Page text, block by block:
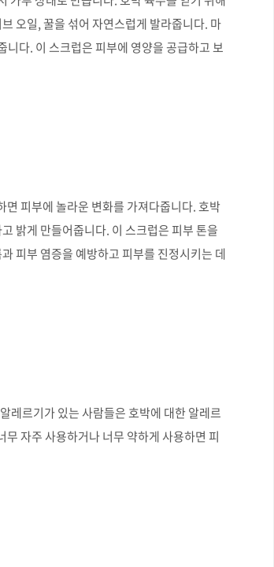
오일, 꿀을 섞어 자연스럽게 발라줍니다. 마
다. 이 스크럽은 피부에 영양을 공급하고 보
피부에 놀라운 변화를 가져다줍니다. 호박
밝게 만들어줍니다. 이 스크럽은 피부 톤을
피부 염증을 예방하고 피부를 진정시키는 데
레르기가 있는 사람들은 호박에 대한 알레르
자주 사용하거나 너무 약하게 사용하면 피